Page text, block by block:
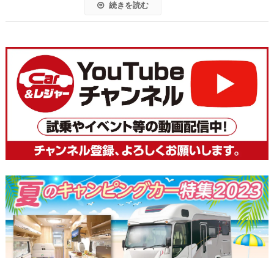
続きを読む